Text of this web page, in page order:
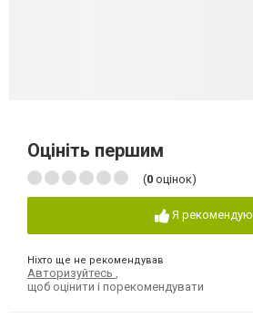
Оцініть першим
(0 оцінок)
Я рекомендую
Ніхто ще не рекомендував
Авторизуйтесь
щоб оцінити і порекомендувати